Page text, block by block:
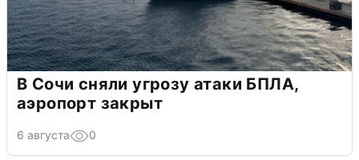
В Сочи сняли угрозу атаки БПЛА,
аэропорт закрыт
6 августа 0